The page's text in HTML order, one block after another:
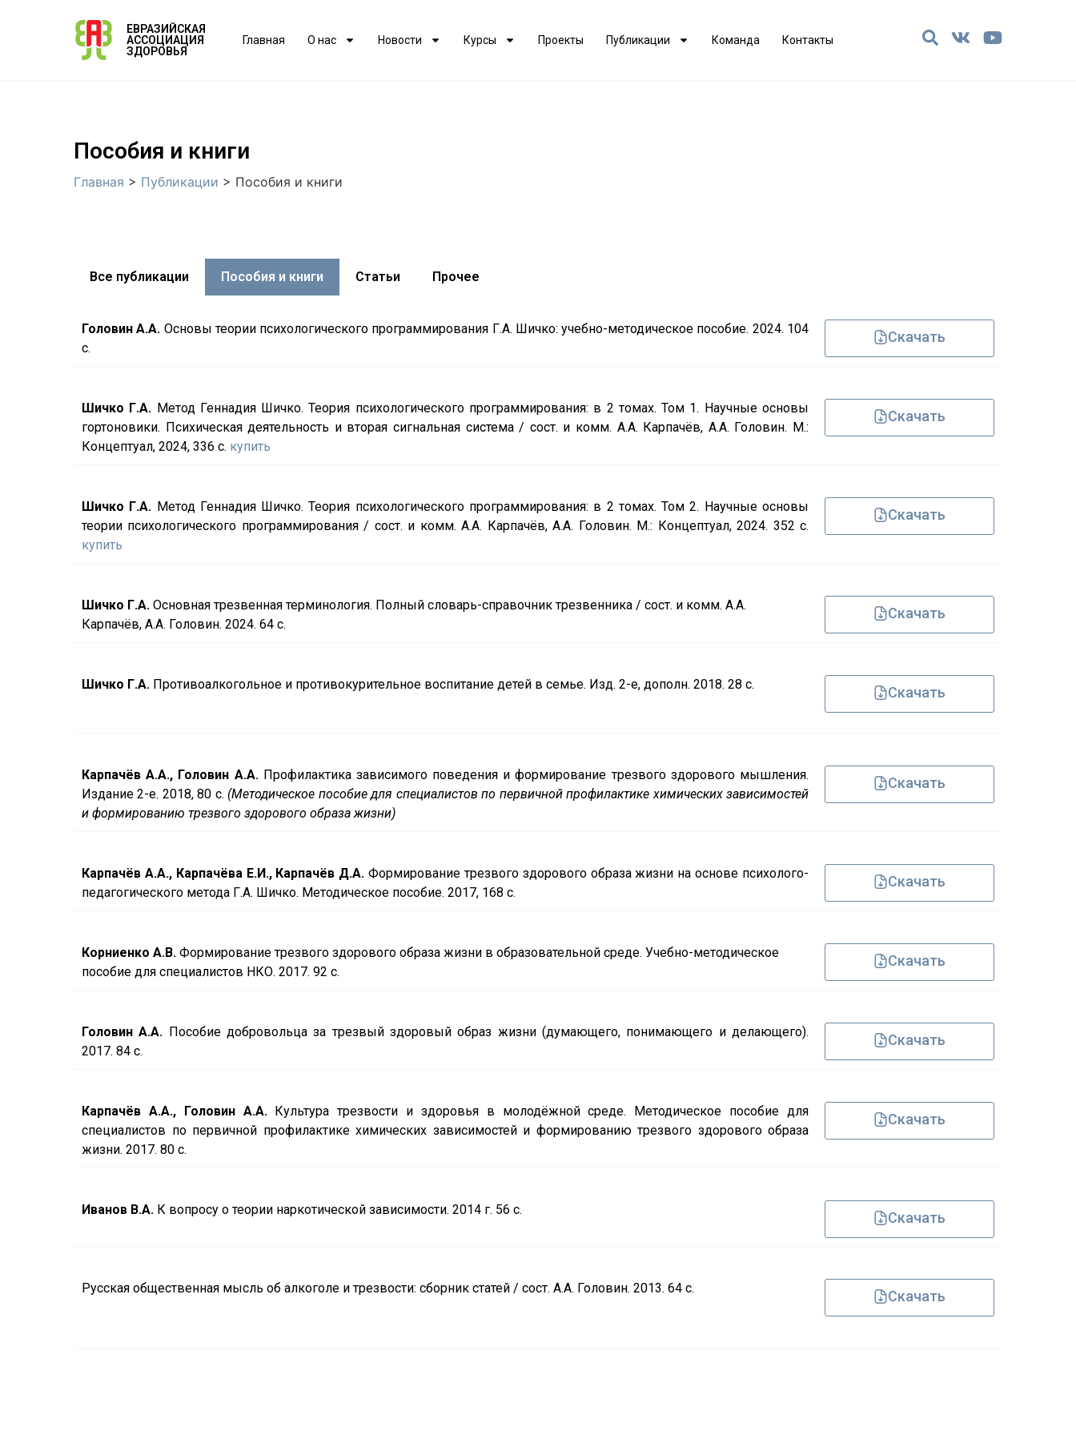
ЕВРАЗИЙСКАЯ
АССОЦИАЦИЯ
ЗДОРОВЬЯ
Главная О нас Новости Курсы Проекты Публикации Команда Контакты
Пособия и книги
Главная > Публикации > Пособия и книги
Все публикации Пособия и книги Статьи Прочее
Головин А.А. Основы теории психологического программирования Г.А. Шичко: учебно-методическое пособие. 2024. 104
с.
Скачать
Шичко Г.А. Метод Геннадия Шичко. Теория психологического программирования: в 2 томах. Том 1. Научные основы
гортоновики. Психическая деятельность и вторая сигнальная система / сост. и комм. А.А. Карпачёв, А.А. Головин. М.:
Концептуал, 2024, 336 с. купить
Скачать
Шичко Г.А. Метод Геннадия Шичко. Теория психологического программирования: в 2 томах. Том 2. Научные основы
теории психологического программирования / сост. и комм. А.А. Карпачёв, А.А. Головин. М.: Концептуал, 2024. 352 с.
купить
Скачать
Шичко Г.А. Основная трезвенная терминология. Полный словарь-справочник трезвенника / сост. и комм. А.А.
Карпачёв, А.А. Головин. 2024. 64 с.
Скачать
Шичко Г.А. Противоалкогольное и противокурительное воспитание детей в семье. Изд. 2-е, дополн. 2018. 28 с. Скачать
Карпачёв А.А., Головин А.А.Профилактика зависимого поведения и формирование трезвого здорового мышления.
Издание 2-е. 2018, 80 с. (Методическое пособие для специалистов по первичной профилактике химических зависимостей
и формированию трезвого здорового образа жизни)
Скачать
Карпачёв А.А., Карпачёва Е.И., Карпачёв Д.А. Формирование трезвого здорового образа жизни на основе психолого-
педагогического метода Г.А. Шичко. Методическое пособие. 2017, 168 с.
Скачать
Корниенко А.В. Формирование трезвого здорового образа жизни в образовательной среде. Учебно-методическое
пособие для специалистов НКО. 2017. 92 с.
Скачать
Головин А.А. Пособие добровольца за трезвый здоровый образ жизни (думающего, понимающего и делающего).
2017. 84 с.
Скачать
Карпачёв А.А., Головин А.А.Культура трезвости и здоровья в молодёжной среде. Методическое пособие для
специалистов по первичной профилактике химических зависимостей и формированию трезвого здорового образа
жизни. 2017. 80 с.
Скачать
Иванов В.А. К вопросу о теории наркотической зависимости. 2014 г. 56 с. Скачать
Русская общественная мысль об алкоголе и трезвости: сборник статей / сост. А.А. Головин. 2013. 64 с. Скачать